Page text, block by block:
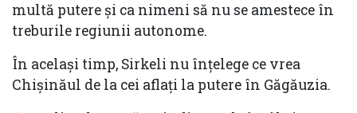
multă putere și ca nimeni să nu se amestece în
treburile regiunii autonome.
În același timp, Sirkeli nu înțelege ce vrea
Chișinăul de la cei aflați la putere în Găgăuzia.